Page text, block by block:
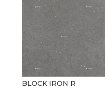
BLOCK IRON R